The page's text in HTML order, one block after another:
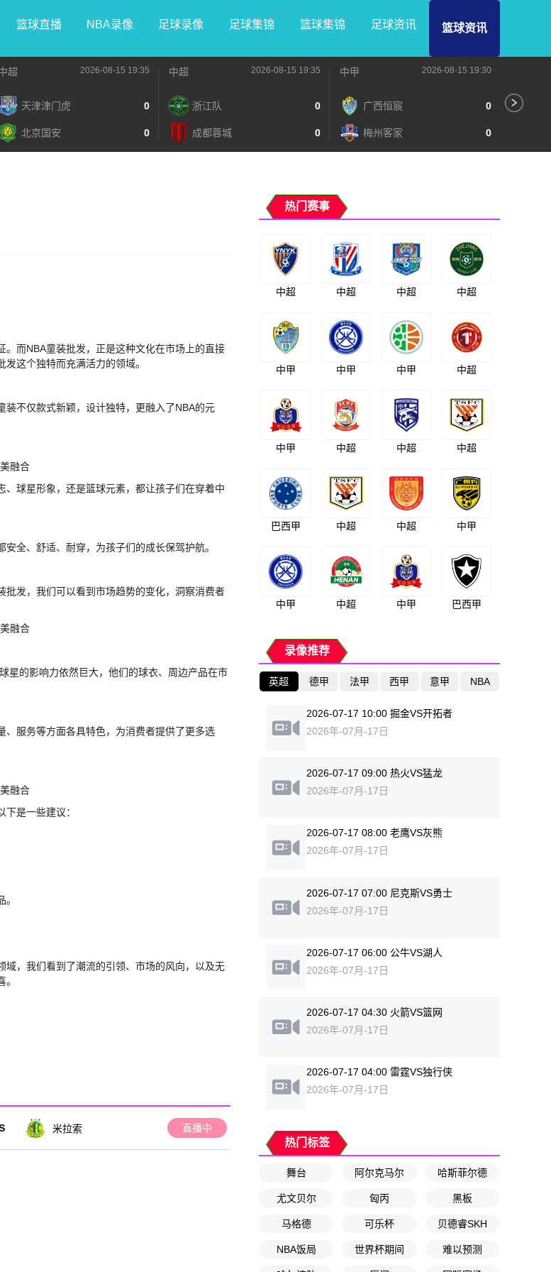
篮球直播 NBA录像 足球录像 足球集锦 篮球集锦 足球资讯 篮球资讯
超 2026-08-15 19:35
天津津门虎 0
北京国安 0
中超 2026-08-15 19:35
浙江队 0
成都蓉城 0
中甲 2026-08-15 19:30
广西恒宸 0
梅州客家 0
而NBA童装批发，正是这种文化在市场上的直接
这个独特而充满活力的领域。
不仅款式新颖，设计独特，更融入了NBA的元
球星形象，还是篮球元素，都让孩子们在穿着中
全、舒适、耐穿，为孩子们的成长保驾护航。
批发，我们可以看到市场趋势的变化，洞察消费者
星的影响力依然巨大，他们的球衣、周边产品在市
、服务等方面各具特色，为消费者提供了更多选
是一些建议：
，我们看到了潮流的引领、市场的风向，以及无
米拉索 直播中
热门赛事
中超 中超 中超 中超
中甲 中甲 中甲 中超
中甲 中超 中超 中超
巴西甲 中超 中超 中甲
中甲 中超 中甲 巴西甲
录像推荐
英超 德甲 法甲 西甲 意甲 NBA
2026-07-17 10:00 掘金VS开拓者
2026年-07月-17日
2026-07-17 09:00 热火VS猛龙
2026年-07月-17日
2026-07-17 08:00 老鹰VS灰熊
2026年-07月-17日
2026-07-17 07:00 尼克斯VS勇士
2026年-07月-17日
2026-07-17 06:00 公牛VS湖人
2026年-07月-17日
2026-07-17 04:30 火箭VS篮网
2026年-07月-17日
2026-07-17 04:00 雷霆VS独行侠
2026年-07月-17日
热门标签
舞台 阿尔克马尔 哈斯菲尔德
尤文贝尔 匈丙 黑板
马格德 可乐杯 贝德睿SKH
NBA饭局 世界杯期间 难以预测